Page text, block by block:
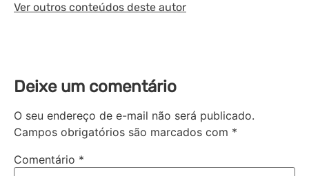
Ver outros conteúdos deste autor
Deixe um comentário
O seu endereço de e-mail não será publicado.
Campos obrigatórios são marcados com *
Comentário *